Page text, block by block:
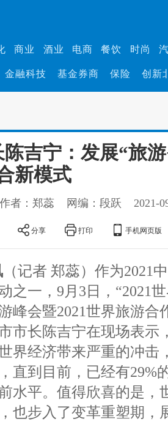
商业 酒业 电商 餐饮 时尚
金融科技 基金券商 保险 创新
吉宁：发展“旅
新模式
作者：郑蕊 网编：段跃 2021-
分享 打印 手机网页版
（记者 郑蕊）作为2021
之一，9月3日，“2021
峰会暨2021世界旅游合
市长陈吉宁在现场表示
界经济带来严重的冲击
直到目前，已经有29%
水平。值得欣喜的是，
也步入了变革重塑期，